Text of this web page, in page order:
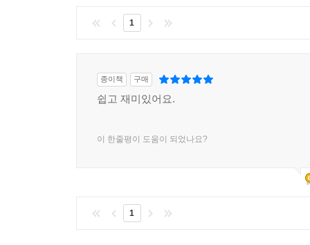
1
종이책 구매
쉽고 재미있어요.
이 한줄평이 도움이 되었나요?
1